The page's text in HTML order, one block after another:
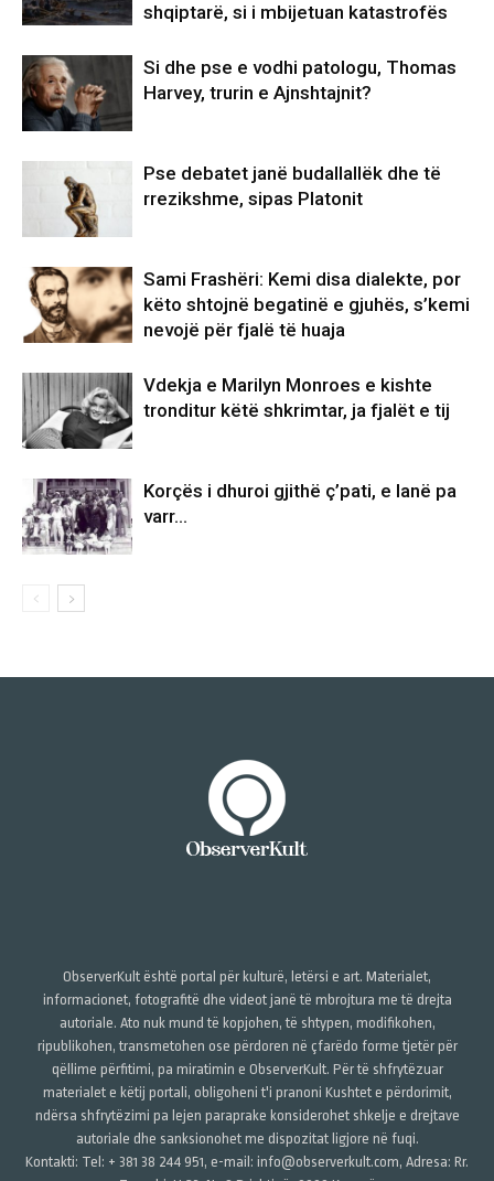
shqiptarë, si i mbijetuan katastrofës
Si dhe pse e vodhi patologu, Thomas
Harvey, trurin e Ajnshtajnit?
Pse debatet janë budallallëk dhe të
rrezikshme, sipas Platonit
Sami Frashëri: Kemi disa dialekte, por
këto shtojnë begatinë e gjuhës, s’kemi
nevojë për fjalë të huaja
Vdekja e Marilyn Monroes e kishte
tronditur këtë shkrimtar, ja fjalët e tij
Korçës i dhuroi gjithë ç’pati, e lanë pa
varr…
ObserverKult është portal për kulturë, letërsi e art. Materialet,
informacionet, fotografitë dhe videot janë të mbrojtura me të drejta
autoriale. Ato nuk mund të kopjohen, të shtypen, modifikohen,
ripublikohen, transmetohen ose përdoren në çfarëdo forme tjetër për
qëllime përfitimi, pa miratimin e ObserverKult. Për të shfrytëzuar
materialet e këtij portali, obligoheni t'i pranoni Kushtet e përdorimit,
ndërsa shfrytëzimi pa lejen paraprake konsiderohet shkelje e drejtave
autoriale dhe sanksionohet me dispozitat ligjore në fuqi.
Kontakti: Tel: + 381 38 244 951, e-mail: info@observerkult.com, Adresa: Rr.